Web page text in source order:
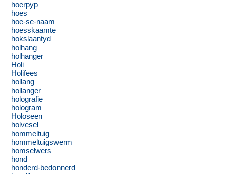
hoerpyp
hoes
hoe-se-naam
hoesskaamte
hokslaantyd
holhang
holhanger
Holi
Holifees
hollang
hollanger
holografie
hologram
Holoseen
holvesel
hommeltuig
hommeltuigswerm
homselwers
hond
honderd-bedonnerd